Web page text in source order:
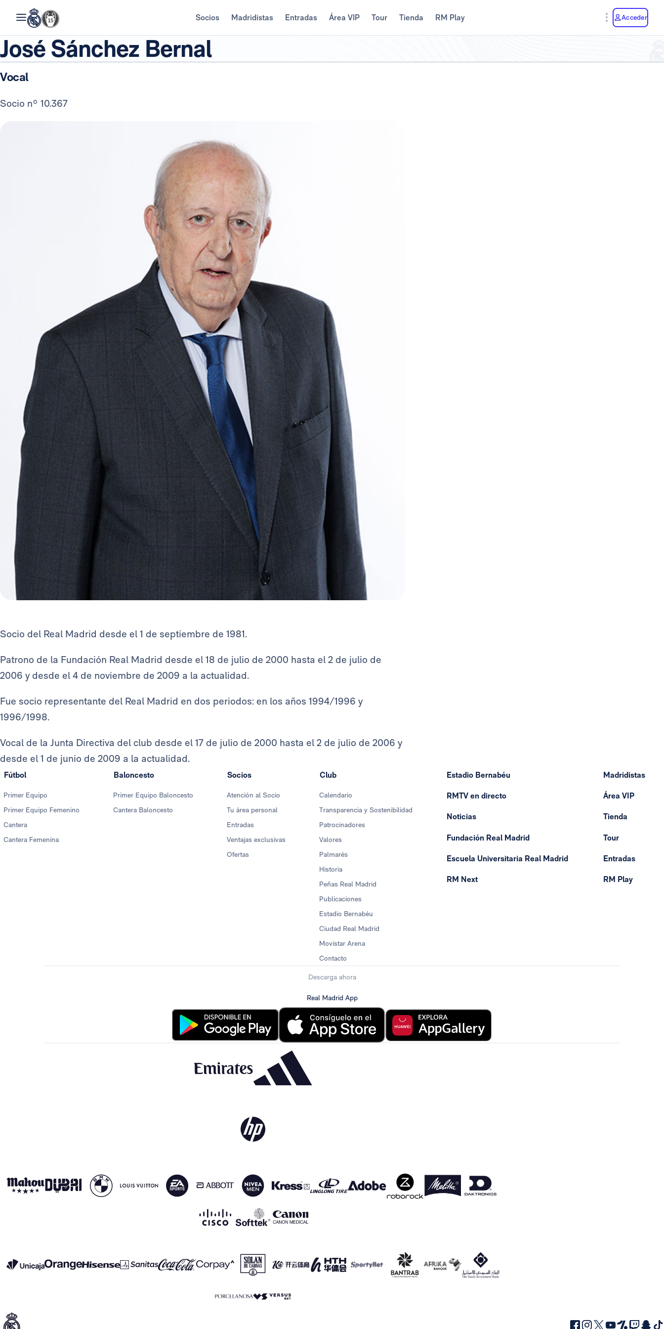
Socios Madridistas Entradas Área VIP Tour Tienda RM Play Acceder
José Sánchez Bernal
Vocal
Socio nº 10.367
Socio del Real Madrid desde el 1 de septiembre de 1981.
Patrono de la Fundación Real Madrid desde el 18 de julio de 2000 hasta el 2 de julio de
2006 y desde el 4 de noviembre de 2009 a la actualidad.
Fue socio representante del Real Madrid en dos periodos: en los años 1994/1996 y
1996/1998.
Vocal de la Junta Directiva del club desde el 17 de julio de 2000 hasta el 2 de julio de 2006 y
desde el 1 de junio de 2009 a la actualidad.
Fútbol
Primer Equipo
Primer Equipo Femenino
Cantera
Cantera Femenina
Baloncesto
Primer Equipo Baloncesto
Cantera Baloncesto
Socios
Atención al Socio
Tu área personal
Entradas
Ventajas exclusivas
Ofertas
Club
Calendario
Transparencia y Sostenibilidad
Patrocinadores
Valores
Palmarés
Historia
Peñas Real Madrid
Publicaciones
Estadio Bernabéu
Ciudad Real Madrid
Movistar Arena
Contacto
Estadio Bernabéu
RMTV en directo
Noticias
Fundación Real Madrid
Escuela Universitaria Real Madrid
RM Next
Madridistas
Área VIP
Tienda
Tour
Entradas
RM Play
Descarga ahora
Real Madrid App